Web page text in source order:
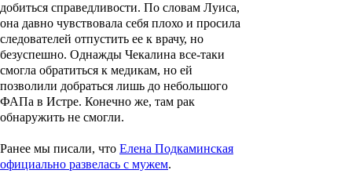
добиться справедливости. По словам Луиса,
она давно чувствовала себя плохо и просила
следователей отпустить ее к врачу, но
безуспешно. Однажды Чекалина все-таки
смогла обратиться к медикам, но ей
позволили добраться лишь до небольшого
ФАПа в Истре. Конечно же, там рак
обнаружить не смогли.
Ранее мы писали, что Елена Подкаминская
официально развелась с мужем.